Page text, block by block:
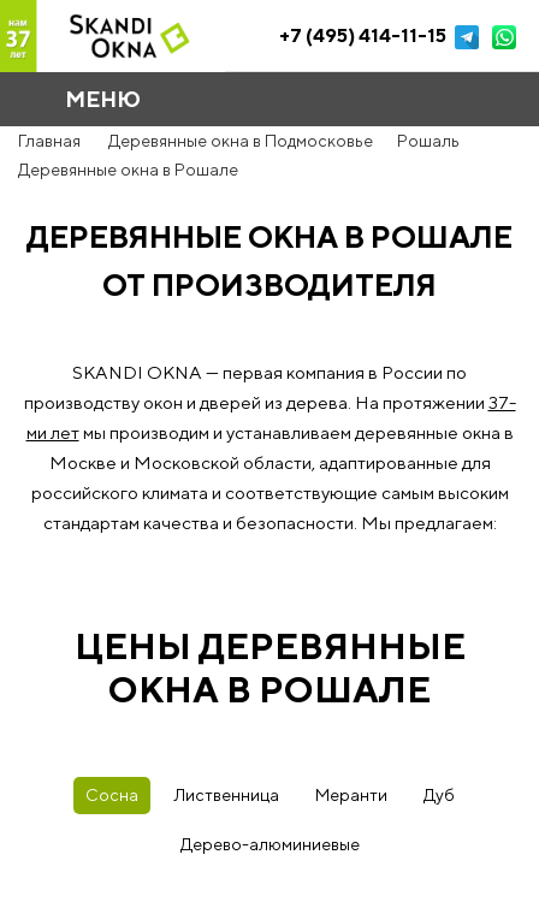
+7 (495) 414-11-15
МЕНЮ
Главная Деревянные окна в Подмосковье
Рошаль
Деревянные окна в Рошале
ДЕРЕВЯННЫЕ ОКНА В РОШАЛЕ
ОТ ПРОИЗВОДИТЕЛЯ
SKANDI OKNA — первая компания в России по
производству окон и дверей из дерева. На протяжении 37-
ми летмы производим и устанавливаем деревянные окна в
Москве и Московской области, адаптированные для
российского климата и соответствующие самым высоким
стандартам качества и безопасности. Мы предлагаем:
ЦЕНЫ ДЕРЕВЯННЫЕ
ОКНА В РОШАЛЕ
Сосна Лиственница Меранти Дуб
Дерево-алюминиевые